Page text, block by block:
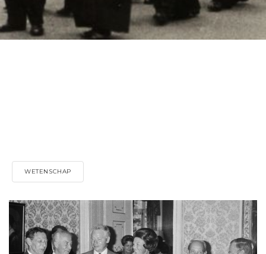
WETENSCHAP